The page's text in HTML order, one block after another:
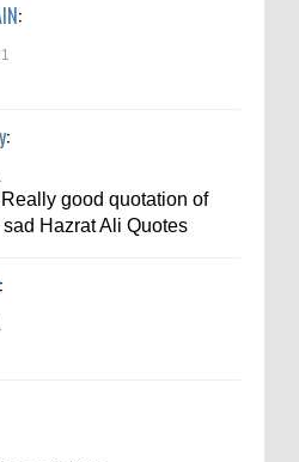
:
Really good quotation of
:
:
:
good quotation of
Hazrat Ali Quotes
: